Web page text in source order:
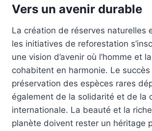
Vers un avenir durable
La création de réserves naturelles
les initiatives de reforestation
une vision d’avenir où l’homme et
cohabitent en harmonie. Le succès
préservation des espèces rares
également de la solidarité et de la
internationale. La beauté et la
planète doivent rester un héritage